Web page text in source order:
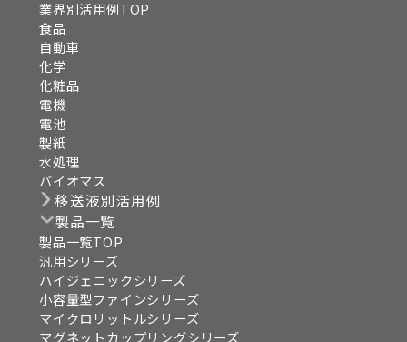
業界別活用例TOP
食品
自動車
化学
化粧品
電機
電池
製紙
水処理
バイオマス
移送液別活用例
製品一覧
製品一覧TOP
汎用シリーズ
ハイジェニックシリーズ
小容量型ファインシリーズ
マイクロリットルシリーズ
マグネットカップリングシリーズ